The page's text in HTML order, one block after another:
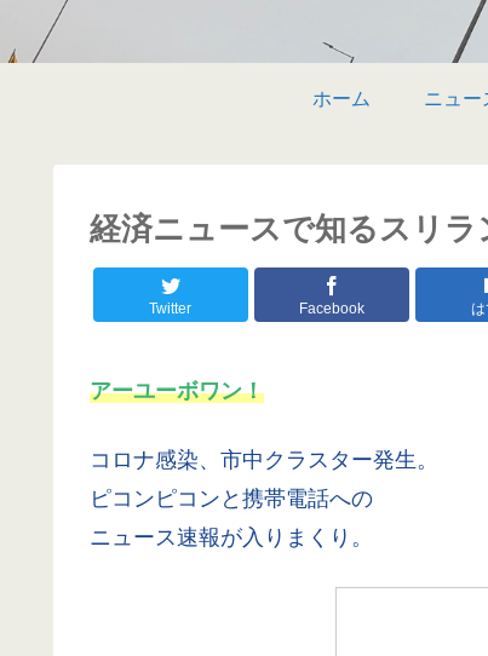
ホーム ニュー
経済ニュースで知るスリラ
Twitter Facebook
アーユーボワン！
コロナ感染、市中クラスター発生。
ピコンピコンと携帯電話への
ニュース速報が入りまくり。